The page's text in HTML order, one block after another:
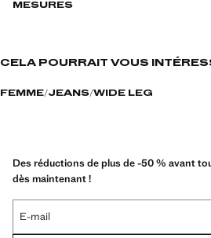
MESURES
CELA POURRAIT VOUS
FEMME JEANS WIDE LEG
Des réductions de plus de -50 % avant
dès maintenant !
E-mail